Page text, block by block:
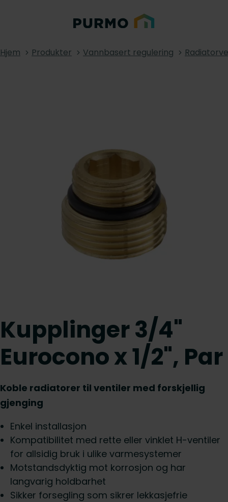
Hjem Produkter Vannbasert regulering
Kupplinger 3/4"
Eurocono x 1/2", Par
Koble radiatorer til ventiler med forskjellig
gjenging
Enkel installasjon
Kompatibilitet med rette eller vinklet H-ventiler
for allsidig bruk i ulike varmesystemer
Motstandsdyktig mot korrosjon og har
langvarig holdbarhet
Sikker forsegling som sikrer lekkasjefrie